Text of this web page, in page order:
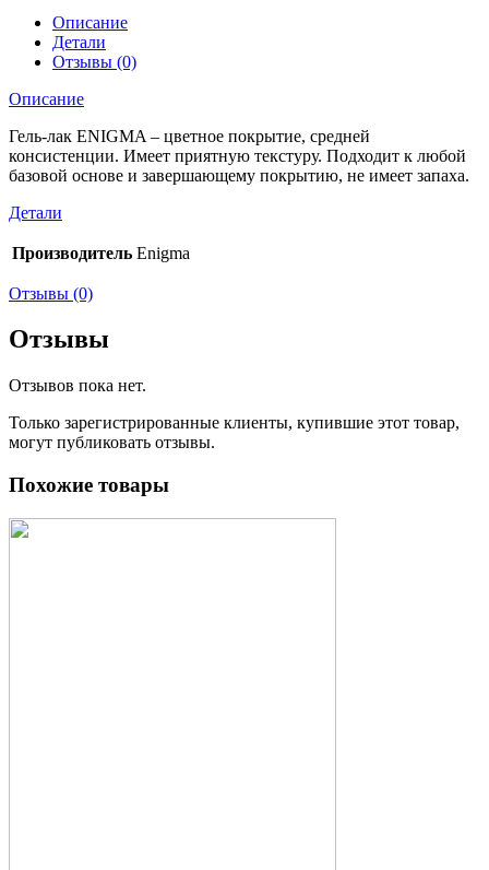
Описание
Детали
Отзывы (0)
Описание
Гель-лак ENIGMA – цветное покрытие, средней
консистенции. Имеет приятную текстуру. Подходит к любой
базовой основе и завершающему покрытию, не имеет запаха.
Детали
Производитель Enigma
Отзывы (0)
Отзывы
Отзывов пока нет.
Только зарегистрированные клиенты, купившие этот товар,
могут публиковать отзывы.
Похожие товары